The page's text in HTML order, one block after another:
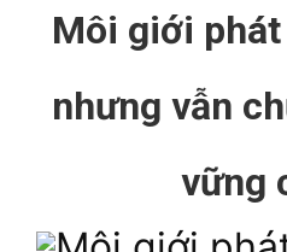
Môi giới
nhưng vẫn
vững